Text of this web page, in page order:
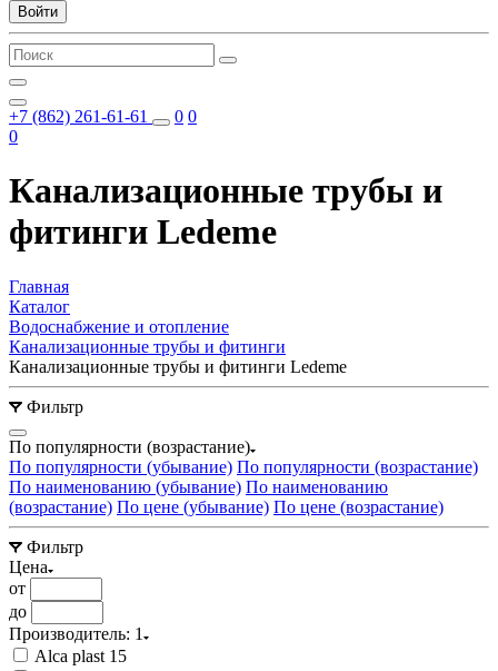
Войти
+7 (862) 261-61-61 0 0
0
Канализационные трубы и
фитинги Ledeme
Главная
Каталог
Водоснабжение и отопление
Канализационные трубы и фитинги
Канализационные трубы и фитинги Ledeme
Фильтр
По популярности (возрастание)
По популярности (убывание) По популярности (возрастание)
По наименованию (убывание) По наименованию
(возрастание) По цене (убывание) По цене (возрастание)
Фильтр
Цена
от
до
Производитель: 1
Alca plast 15